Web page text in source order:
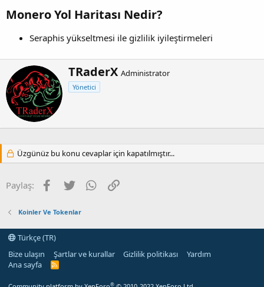
Monero Yol Haritası Nedir?
Seraphis yükseltmesi ile gizlilik iyileştirmeleri
Y
a
z
TRaderX Administrator
Yönetici
Üzgünüz bu konu cevaplar için kapatılmıştır...
Paylaş: Facebook
Twitter WhatsApp
Koinler Ve Tokenlar
Türkçe (TR)
Bize ulaşın
Şartlar ve kurallar Gizlilik politikası
Yardım
Ana sayfa
R
®